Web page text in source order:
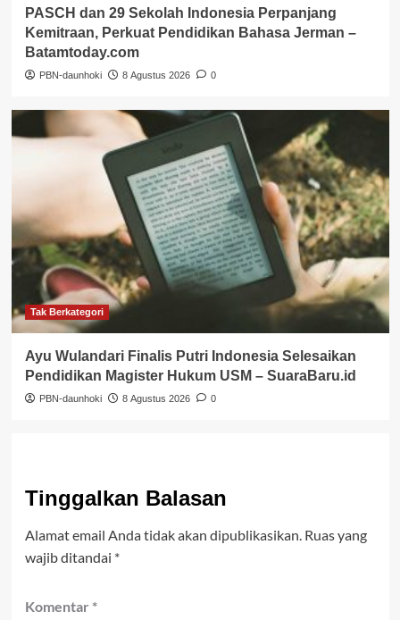
PASCH dan 29 Sekolah Indonesia Perpanjang
Kemitraan, Perkuat Pendidikan Bahasa Jerman –
Batamtoday.com
PBN-daunhoki 8 Agustus 2026 0
Tak Berkategori
Ayu Wulandari Finalis Putri Indonesia Selesaikan
Pendidikan Magister Hukum USM – SuaraBaru.id
PBN-daunhoki 8 Agustus 2026 0
Tinggalkan Balasan
Alamat email Anda tidak akan dipublikasikan. Ruas yang
wajib ditandai *
Komentar *